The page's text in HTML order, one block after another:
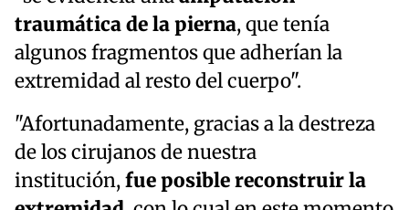
traumática de la pierna, que tenía
algunos fragmentos que adherían la
extremidad al resto del cuerpo".
"Afortunadamente, gracias a la destreza
de los cirujanos de nuestra
institución,fue posible reconstruir la